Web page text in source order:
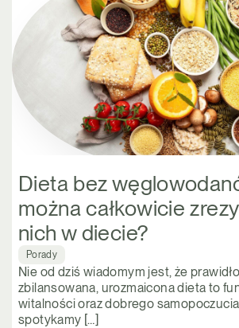
Dieta bez
można całkowicie
nich w diecie?
Porady
Nie od dziś wiadomym jest, że
zbilansowana, urozmaicona dieta to
witalności oraz dobrego
spotykamy […]